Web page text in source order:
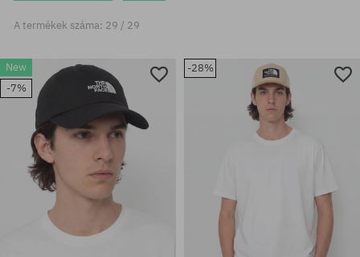
A termékek száma: 29 / 29
New
-7%
-28%